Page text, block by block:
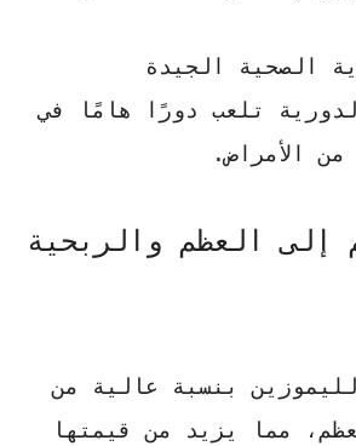
الصحية الجيدة
تلعب دورًا هامًا في
الأمراض.
إلى العظم والربحية
بنسبة عالية من
مما يزيد من قيمتها